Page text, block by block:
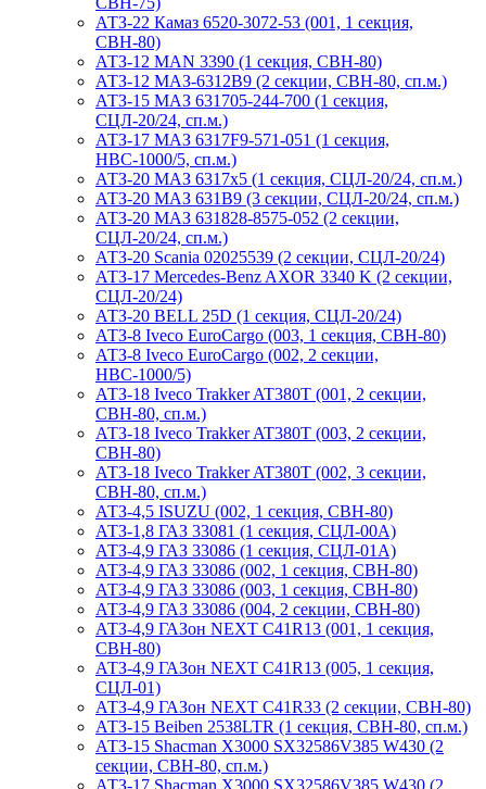
АТЗ-22 Камаз 6520-3072-53 (001, 1 секция,
СВН-80)
АТЗ-12 MAN 3390 (1 секция, СВН-80)
АТЗ-12 МАЗ-6312В9 (2 секции, СВН-80, сп.м.)
АТЗ-15 МАЗ 631705-244-700 (1 секция,
СЦЛ-20/24, сп.м.)
АТЗ-17 МАЗ 6317F9-571-051 (1 секция,
НВС-1000/5, сп.м.)
АТЗ-20 МАЗ 6317x5 (1 секция, СЦЛ-20/24, сп.м.)
АТЗ-20 МАЗ 631B9 (3 секции, СЦЛ-20/24, сп.м.)
АТЗ-20 МАЗ 631828-8575-052 (2 секции,
СЦЛ-20/24, сп.м.)
АТЗ-20 Scania 02025539 (2 секции, СЦЛ-20/24)
АТЗ-17 Mercedes-Benz AXOR 3340 K (2 секции,
СЦЛ-20/24)
АТЗ-20 BELL 25D (1 секция, СЦЛ-20/24)
АТЗ-8 Iveco EuroCargo (003, 1 секция, СВН-80)
АТЗ-8 Iveco EuroCargo (002, 2 секции,
НВС-1000/5)
АТЗ-18 Iveco Trakker AT380T (001, 2 секции,
СВН-80, сп.м.)
АТЗ-18 Iveco Trakker AT380T (003, 2 секции,
СВН-80)
АТЗ-18 Iveco Trakker AT380T (002, 3 секции,
СВН-80, сп.м.)
АТЗ-4,5 ISUZU (002, 1 секция, СВН-80)
АТЗ-1,8 ГАЗ 33081 (1 секция, СЦЛ-00А)
АТЗ-4,9 ГАЗ 33086 (1 секция, СЦЛ-01А)
АТЗ-4,9 ГАЗ 33086 (002, 1 секция, СВН-80)
АТЗ-4,9 ГАЗ 33086 (003, 1 секция, СВН-80)
АТЗ-4,9 ГАЗ 33086 (004, 2 секции, СВН-80)
АТЗ-4,9 ГАЗон NEXT C41R13 (001, 1 секция,
СВН-80)
АТЗ-4,9 ГАЗон NEXT C41R13 (005, 1 секция,
СЦЛ-01)
АТЗ-4,9 ГАЗон NEXT C41R33 (2 секции, СВН-80)
АТЗ-15 Beiben 2538LTR (1 секция, СВН-80, сп.м.)
АТЗ-15 Shacman X3000 SX32586V385 W430 (2
секции, СВН-80, сп.м.)
АТЗ-17 Shacman X3000 SX32586V385 W430 (2